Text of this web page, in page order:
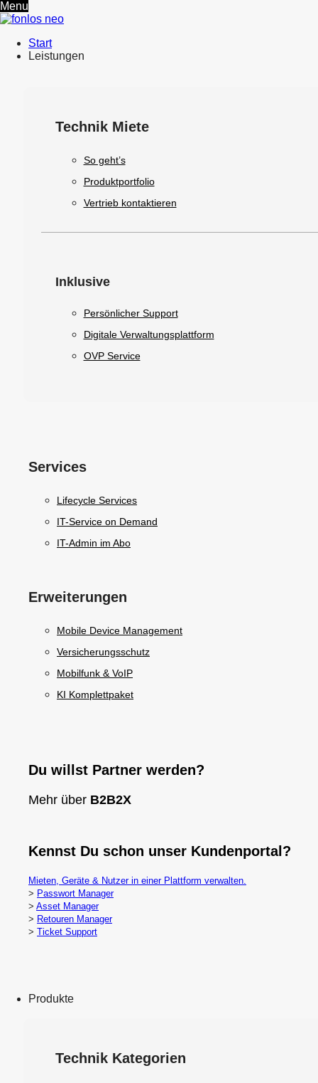
Menu
Start
Leistungen
Technik Miete
So geht’s
Produktportfolio
Vertrieb kontaktieren
Inklusive
Persönlicher Support
Digitale Verwaltungsplattform
OVP Service
Services
Lifecycle Services
IT-Service on Demand
IT-Admin im Abo
Erweiterungen
Mobile Device Management
Versicherungsschutz
Mobilfunk & VoIP
KI Komplettpaket
Du willst Partner werden?
Mehr über B2B2X
Kennst Du schon unser Kundenportal?
Mieten, Geräte & Nutzer in einer Plattform verwalten.
> Passwort Manager
> Asset Manager
> Retouren Manager
> Ticket Support
Produkte
Technik Kategorien